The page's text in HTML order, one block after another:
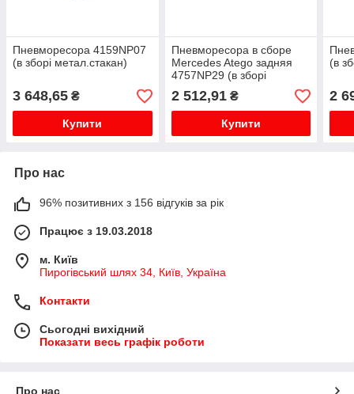
Пневморесора 4159NP07
(в зборі метал.стакан)
3 648,65 ₴
Купити
Пневморесора в сборе
Mercedes Atego задняя
4757NP29 (в зборі
метал.стакан)
2 512,91₴
Купити
(в
2
Про нас
96% позитивних з 156 відгуків за рік
Працює з 19.03.2018
м. Київ
Пирогівський шлях 34, Київ, Україна
Контакти
Сьогодні вихідний
Показати весь графік роботи
Про нас